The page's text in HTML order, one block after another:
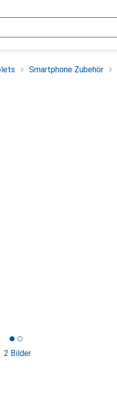
Smartphone Zubehör
2 Bilder